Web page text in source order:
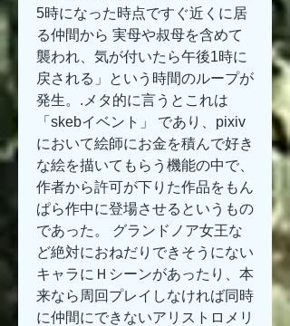
5時になった時点ですぐ近くに居
る仲間から 実母や叔母を含めて
襲われ、気が付いたら午後1時に
戻される」という時間のループが
発生。.メタ的に言うとこれは
「skebイベント」 であり、pixiv
において絵師にお金を積んで好き
な絵を描いてもらう機能の中で、
作者から許可が下りた作品をもん
ぱら作中に登場させるというもの
であった。 グランドノア女王な
ど絶対におねだりできそうにない
キャラにＨシーンがあったり、本
来なら周回プレイしなければ同時
に仲間にできないアリストロメリ